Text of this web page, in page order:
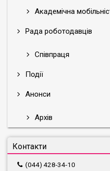
Академічна
Рада роботодавців
Співпраця
Події
Анонси
Архів
Контакти
(044) 428-34-10